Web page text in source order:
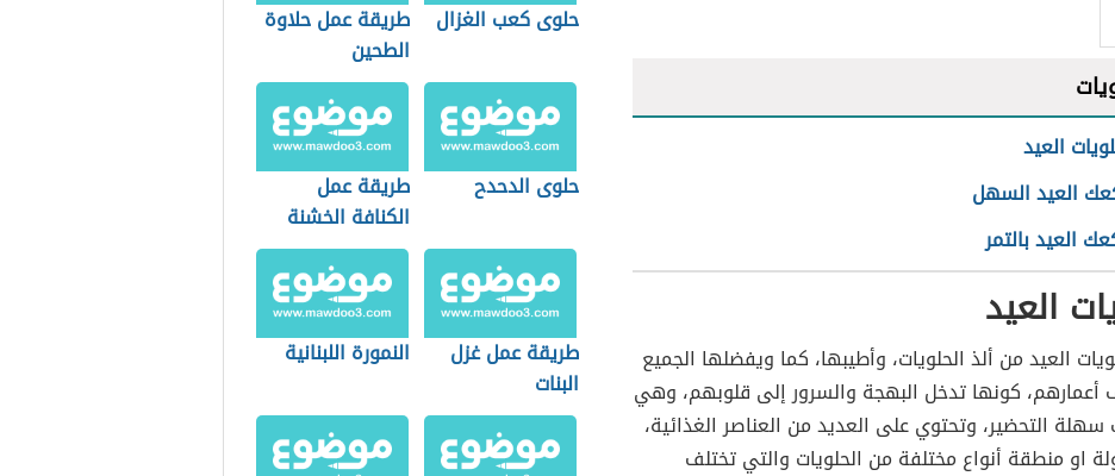
العيد
العيد السهل
العيد بالتمر
العيد
العيد من ألذ الحلويات، وأطيبها، كما ويفضلها الجميع
أعمارهم، كونها تدخل البهجة والسرور إلى قلوبهم، وهي
سهلة التحضير، وتحتوي على العديد من العناصر الغذائية،
او منطقة أنواع مختلفة من الحلويات والتي تختلف
حلوى كعب الغزال
طريقة عمل حلاوة
الطحين
حلوى الدحدح
طريقة عمل
الكنافة الخشنة
طريقة عمل غزل
البنات
النمورة اللبنانية